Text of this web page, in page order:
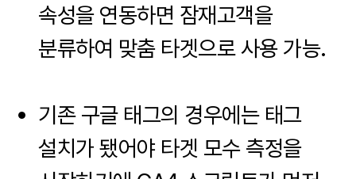
속성을 연동하면 잠재고객을
분류하여 맞춤 타겟으로 사용 가능.
기존 구글 태그의 경우에는 태그
설치가 됐어야 타겟 모수 측정을